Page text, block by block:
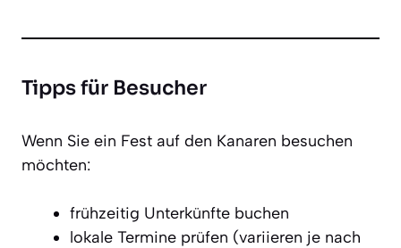
Tipps für Besucher
Wenn Sie ein Fest auf den Kanaren besuchen
möchten:
frühzeitig Unterkünfte buchen
lokale Termine prüfen (variieren je nach